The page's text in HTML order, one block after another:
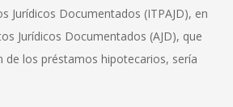
Jurídicos Documentados (ITPAJD), en
Jurídicos Documentados (AJD), que
de los préstamos hipotecarios, sería